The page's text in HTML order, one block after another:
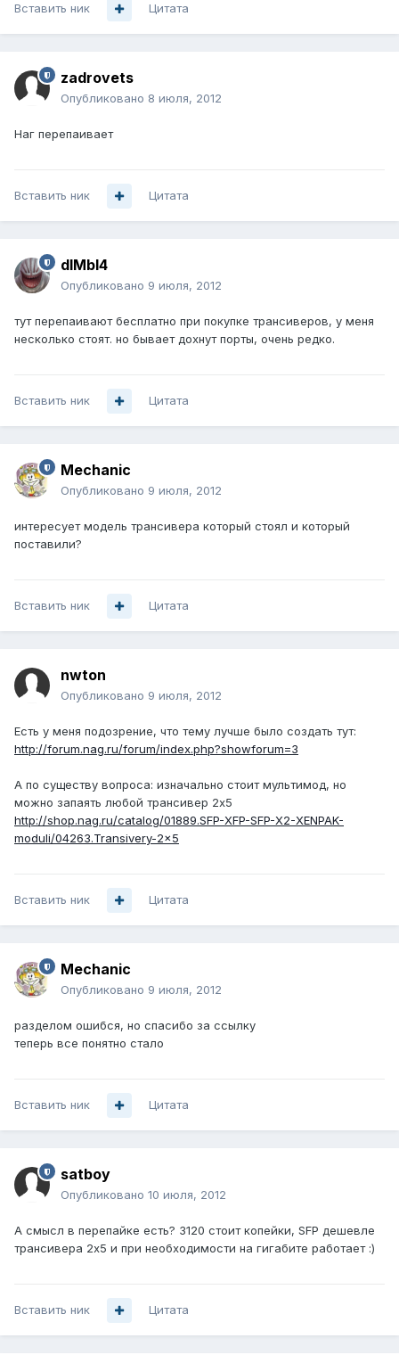
Вставить ник Цитата
zadrovets
Опубликовано 8 июля, 2012
Наг перепаивает
Вставить ник Цитата
dIMbI4
Опубликовано 9 июля, 2012
тут перепаивают бесплатно при покупке трансиверов, у меня
несколько стоят. но бывает дохнут порты, очень редко.
Вставить ник Цитата
Mechanic
Опубликовано 9 июля, 2012
интересует модель трансивера который стоял и который
поставили?
Вставить ник Цитата
nwton
Опубликовано 9 июля, 2012
Есть у меня подозрение, что тему лучше было создать тут:
http://forum.nag.ru/forum/index.php?showforum=3
А по существу вопроса: изначально стоит мультимод, но
можно запаять любой трансивер 2х5
http://shop.nag.ru/catalog/01889.SFP-XFP-SFP-X2-XENPAK-
moduli/04263.Transivery-2x5
Вставить ник Цитата
Mechanic
Опубликовано 9 июля, 2012
разделом ошибся, но спасибо за ссылку
теперь все понятно стало
Вставить ник Цитата
satboy
Опубликовано 10 июля, 2012
А смысл в перепайке есть? 3120 стоит копейки, SFP дешевле
трансивера 2x5 и при необходимости на гигабите работает :)
Вставить ник Цитата